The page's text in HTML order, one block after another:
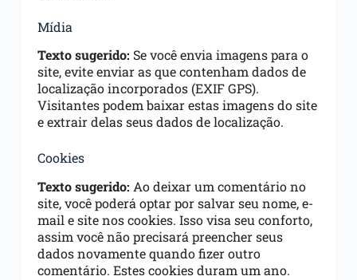
Mídia
Texto sugerido: Se você envia imagens para o
site, evite enviar as que contenham dados de
localização incorporados (EXIF GPS).
Visitantes podem baixar estas imagens do site
e extrair delas seus dados de localização.
Cookies
Texto sugerido: Ao deixar um comentário no
site, você poderá optar por salvar seu nome, e-
mail e site nos cookies. Isso visa seu conforto,
assim você não precisará preencher seus
dados novamente quando fizer outro
comentário. Estes cookies duram um ano.